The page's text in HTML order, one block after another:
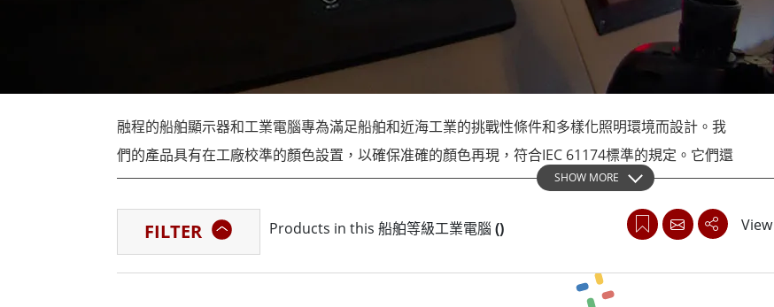
醫管等級顯示器
邊緣運算人工智慧移動電腦
石油和天然氣, ATEX等級
ATEX等級工業電腦
More
人工智慧電腦
邊緣運算人工智慧移動電腦
邊緣運算人工智慧嵌入式電腦
融程的船舶顯示器和工業電腦專為滿足船舶和近海工業的挑戰性條件和多樣化照明環境而設計。我
們的產品具有在工廠校準的顏色設置，以確保准確的顏色再現，符合IEC 61174標準的規定。它們還
設計為可輕鬆調節為日光、黃昏或夜間模式，並配備快速功能鍵，可對三種模式中的任何一種進行
即時亮度調節。
海軍陸戰隊和海軍部隊需要快速、可靠且耐用的技術來完成其任務，融程致力於滿足這些需求。我
們的船舶工業電腦能夠承受最惡劣的條件，並經過超出國防標準的嚴格測試，以確保性能和安全。
SHOW MORE
FILTER Products in this 船舶等級工業電腦 () View